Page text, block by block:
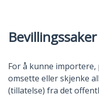
Bevillingssaker
For å kunne
omsette eller skjenke
(tillatelse) fra det